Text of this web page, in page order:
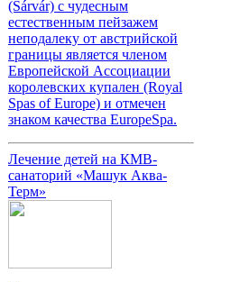
(Sárvár) с чудесным
естественным пейзажем
неподалеку от австрийской
границы является членом
Европейской Ассоциации
королевских купален (Royal
Spas of Europe) и отмечен
знаком качества EuropeSpa.
Лечение детей на КМВ-
санаторий «Машук Аква-
Терм»